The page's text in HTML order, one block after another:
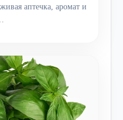
аптечка, аромат и